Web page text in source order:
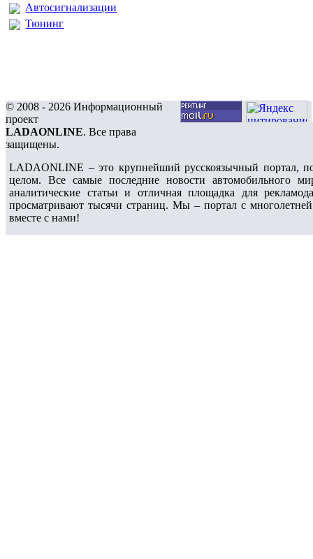
Автосигнализации
Тюнинг
© 2008 - 2026 Информационный
проект
LADAONLINE. Все права
защищены.
LADAONLINE – это крупнейший русскоязычный портал,
целом. Все самые последние новости автомобильного
аналитические статьи и отличная площадка для
просматривают тысячи страниц. Мы – портал с
вместе с нами!